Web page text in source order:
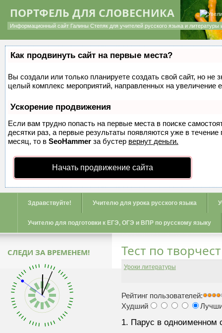
ПОРТФЕЛЬ ДЛЯ СЛОВЕСНИКА
Информационный сайт Галины Степяк для учителей русского языка и литературы
Как продвинуть сайт на первые места?
Вы создали или только планируете создать свой сайт, но не
целый комплекс мероприятий, направленных на увеличение
Ускорение продвижения
Если вам трудно попасть на первые места в поиске
десятки раз, а первые результаты появляются уже в
месяц, то в SeoHammer за бустер вернут деньги.
Начать продвижение сайта
Здравствуйте! Учителю для урока русского языка
Учителю для подготовки к ЕГЭ, ОГЭ и ВПР по русскому языку
Тест по
Уроки литературы
Рейтинг пользователей:
Худший
1. Парус в одноименном
СЛЕДИ ЗА ВРЕМЕНЕМ!